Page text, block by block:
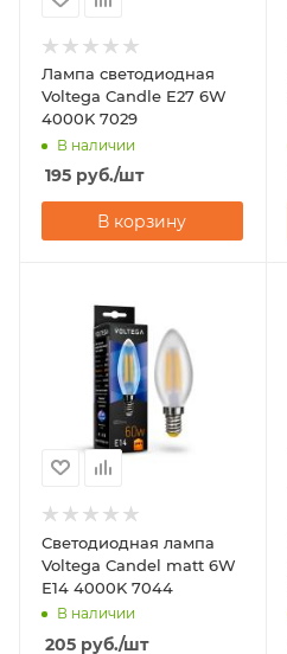
Лампа светодиодная
Voltega Candle E27 6W
4000K 7029
В наличии
195 руб./шт
В корзину
Светодиодная лампа
Voltega Candel matt 6W
Е14 4000K 7044
В наличии
205 руб./шт